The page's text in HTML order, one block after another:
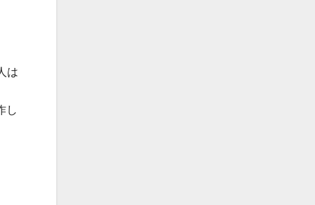
は
し